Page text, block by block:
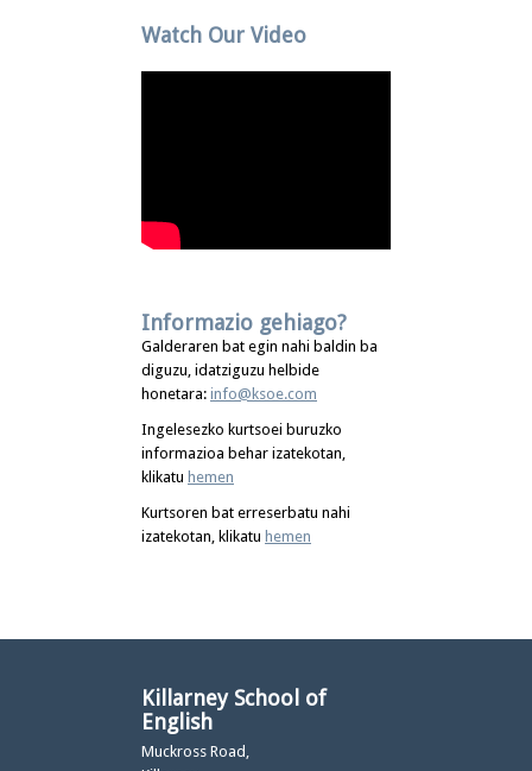
Watch Our Video
Informazio gehiago?
Galderaren bat egin nahi baldin ba
diguzu, idatziguzu helbide
honetara: info@ksoe.com
Ingelesezko kurtsoei buruzko
informazioa behar izatekotan,
klikatu hemen
Kurtsoren bat erreserbatu nahi
izatekotan, klikatu hemen
Killarney School of
English
Muckross Road,